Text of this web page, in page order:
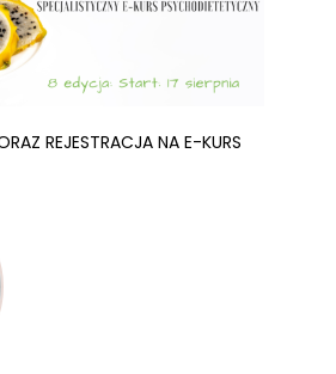
REJESTRACJA NA E-KURS